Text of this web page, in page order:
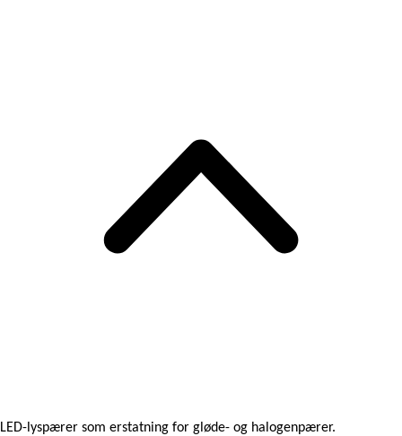
LED-lyspærer som erstatning for gløde- og halogenpærer.